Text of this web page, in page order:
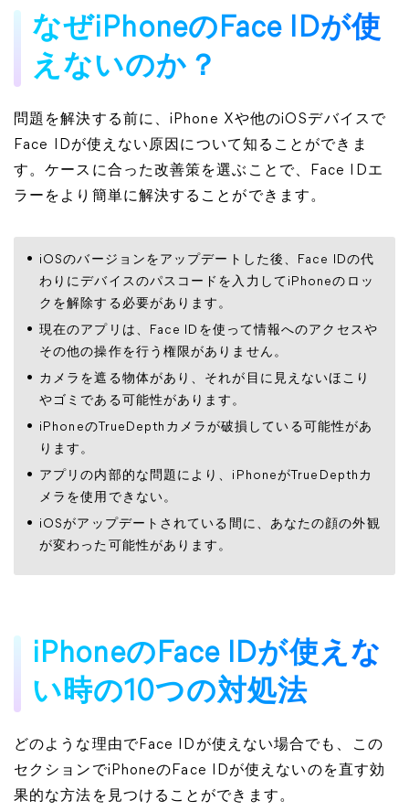
なぜiPhoneのFace IDが使
えないのか？
問題を解決する前に、iPhone Xや他のiOSデバイスで
Face IDが使えない原因について知ることができま
す。ケースに合った改善策を選ぶことで、Face IDエ
ラーをより簡単に解決することができます。
iOSのバージョンをアップデートした後、Face IDの代
わりにデバイスのパスコードを入力してiPhoneのロッ
クを解除する必要があります。
現在のアプリは、Face IDを使って情報へのアクセスや
その他の操作を行う権限がありません。
カメラを遮る物体があり、それが目に見えないほこり
やゴミである可能性があります。
iPhoneのTrueDepthカメラが破損している可能性があ
ります。
アプリの内部的な問題により、iPhoneがTrueDepthカ
メラを使用できない。
iOSがアップデートされている間に、あなたの顔の外観
が変わった可能性があります。
iPhoneのFace IDが使えな
い時の10つの対処法
どのような理由でFace IDが使えない場合でも、この
セクションでiPhoneのFace IDが使えないのを直す効
果的な方法を見つけることができます。